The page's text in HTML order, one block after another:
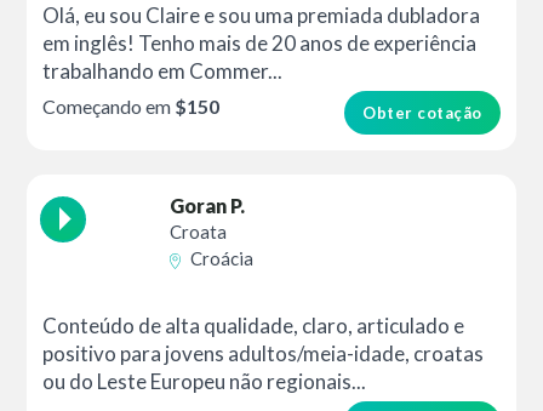
Olá, eu sou Claire e sou uma premiada dubladora
em inglês! Tenho mais de 20 anos de experiência
trabalhando em Commer...
Obter cotação
Começando em $150
Goran P.
Croata
Croácia
Conteúdo de alta qualidade, claro, articulado e
positivo para jovens adultos/meia-idade, croatas
ou do Leste Europeu não regionais...